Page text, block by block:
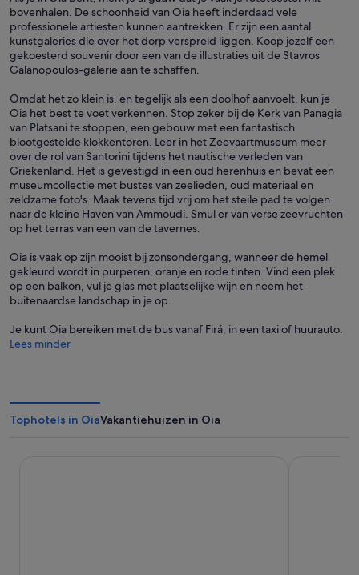
bovenhalen. De schoonheid van Oia heeft inderdaad vele
professionele artiesten kunnen aantrekken. Er zijn een aantal
kunstgaleries die over het dorp verspreid liggen. Koop jezelf een
gekoesterd souvenir door een van de illustraties uit de Stavros
Galanopoulos-galerie aan te schaffen.
Omdat het zo klein is, en tegelijk als een doolhof aanvoelt, kun je
Oia het best te voet verkennen. Stop zeker bij de Kerk van Panagia
van Platsani te stoppen, een gebouw met een fantastisch
blootgestelde klokkentoren. Leer in het Zeevaartmuseum meer
over de rol van Santorini tijdens het nautische verleden van
Griekenland. Het is gevestigd in een oud herenhuis en bevat een
museumcollectie met bustes van zeelieden, oud materiaal en
zeldzame foto's. Maak tevens tijd vrij om het steile pad te volgen
naar de kleine Haven van Ammoudi. Smul er van verse zeevruchten
op het terras van een van de tavernes.
Oia is vaak op zijn mooist bij zonsondergang, wanneer de hemel
gekleurd wordt in purperen, oranje en rode tinten. Vind een plek
op een balkon, vul je glas met plaatselijke wijn en neem het
buitenaardse landschap in je op.
Je kunt Oia bereiken met de bus vanaf Firá, in een taxi of huurauto.
Lees minder
Tophotels in OiaVakantiehuizen in Oia